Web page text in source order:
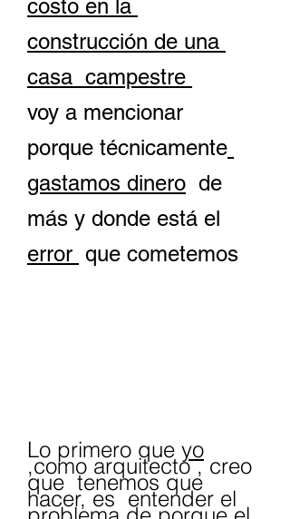
costo en la
construcción de una
casa campestre
voy a mencionar
porque técnicamente
gastamos dinero
  de
más y donde está el
error que cometemos
Lo primero que yo
,como arquitecto , creo
que  tenemos que
hacer, es  entender el